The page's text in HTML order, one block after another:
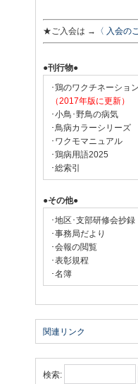
★ご入会は → 〈 入会の
●刊行物●
･鶏のワクチネーショ
（2017年版に更新）
･小鳥･野鳥の病気
･鳥病カラーシリーズ
･ワクモマニュアル
･鶏病用語2025
･総索引
●その他●
･地区･支部研修会抄録
･事務局だより
･会報の閲覧
･表彰規程
･名簿
関連リンク
検索: